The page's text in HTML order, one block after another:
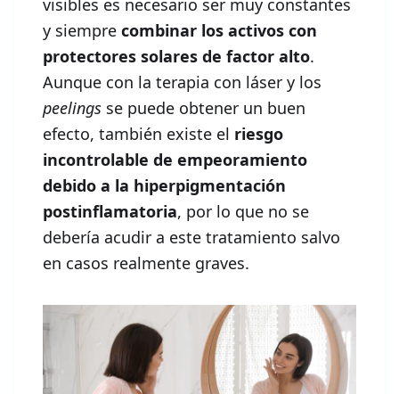
visibles es necesario ser muy constantes
y siempre combinar los activos con
protectores solares de factor alto.
Aunque con la terapia con láser y los
peelings se puede obtener un buen
efecto, también existe el riesgo
incontrolable de empeoramiento
debido a la hiperpigmentación
postinflamatoria, por lo que no se
debería acudir a este tratamiento salvo
en casos realmente graves.